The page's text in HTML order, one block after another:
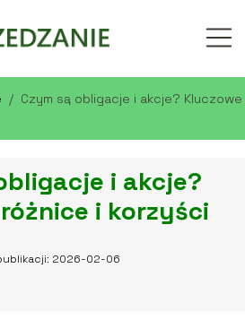
/ Czym są obligacje i akcje? Kluczowe
i akcje?
i korzyści
2026-02-06